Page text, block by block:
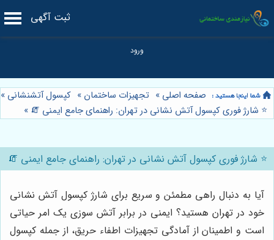
ثبت آگهی
صفحه اصلی » تجهیزات ساختمان » کپسول آتشنشانی »
⭐️ شارژ فوری کپسول آتش نشانی در تهران: راهنمای جامع ایمنی 🧯 »
⭐️ شارژ فوری کپسول آتش نشانی در تهران: راهنمای جامع ایمنی 🧯
آیا به دنبال راهی مطمئن و سریع برای شارژ کپسول آتش نشانی
خود در تهران هستید؟ ایمنی در برابر آتش سوزی یک امر حیاتی
است و اطمینان از آمادگی تجهیزات اطفاء حریق، از جمله کپسول